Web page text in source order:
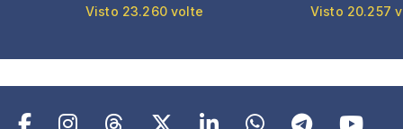
Visto 23.260 volte Visto 20.257